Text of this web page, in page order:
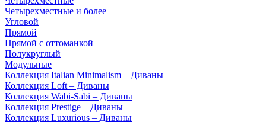
Четырехместные и более
Угловой
Прямой
Прямой с оттоманкой
Полукруглый
Модульные
Коллекция Italian Minimalism – Диваны
Коллекция Loft – Диваны
Коллекция Wabi-Sabi – Диваны
Коллекция Prestige – Диваны
Коллекция Luxurious – Диваны